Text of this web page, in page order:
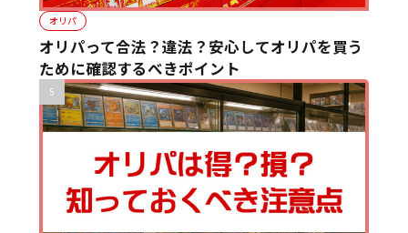
オリパ
オリパって合法？違法？安心してオリパを買う
ために確認するべきポイント